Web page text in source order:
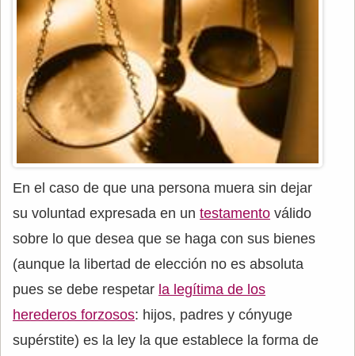
En el caso de que una persona muera sin dejar
su voluntad expresada en un testamento válido
sobre lo que desea que se haga con sus bienes
(aunque la libertad de elección no es absoluta
pues se debe respetar la legítima de los
herederos forzosos: hijos, padres y cónyuge
supérstite) es la ley la que establece la forma de